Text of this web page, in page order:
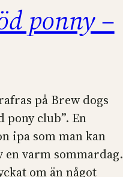
ponny –
på Brew dogs
pony club”. En
ipa som man kan
en varm sommardag.
om än något